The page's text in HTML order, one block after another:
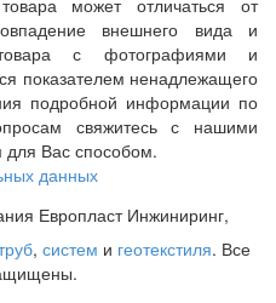
внешнего вида и
товара с фотографиями и
показателем ненадлежащего
подробной информации по
свяжитесь с нашими
Вас способом.
данных
Европласт Инжиниринг,
, систем и геотекстиля. Все